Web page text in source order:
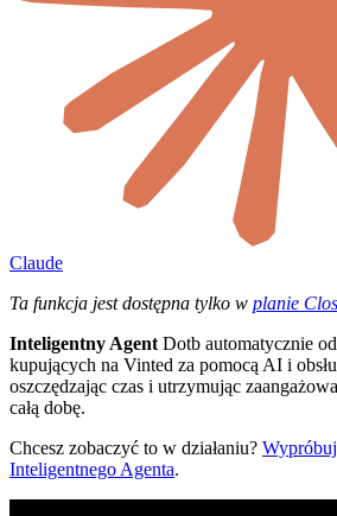
Claude
Ta funkcja jest dostępna tylko w planie
Inteligentny Agent Dotb automatycznie
kupujących na Vinted za pomocą AI i
oszczędzając czas i utrzymując
całą dobę.
Chcesz zobaczyć to w działaniu?
Inteligentnego Agenta.